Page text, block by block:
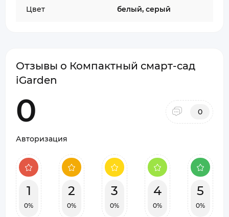
Цвет белый, серый
Отзывы о Компактный смарт-сад
iGarden
0 0
Авторизация
1
0%
2
0%
3
0%
4
0%
5
0%